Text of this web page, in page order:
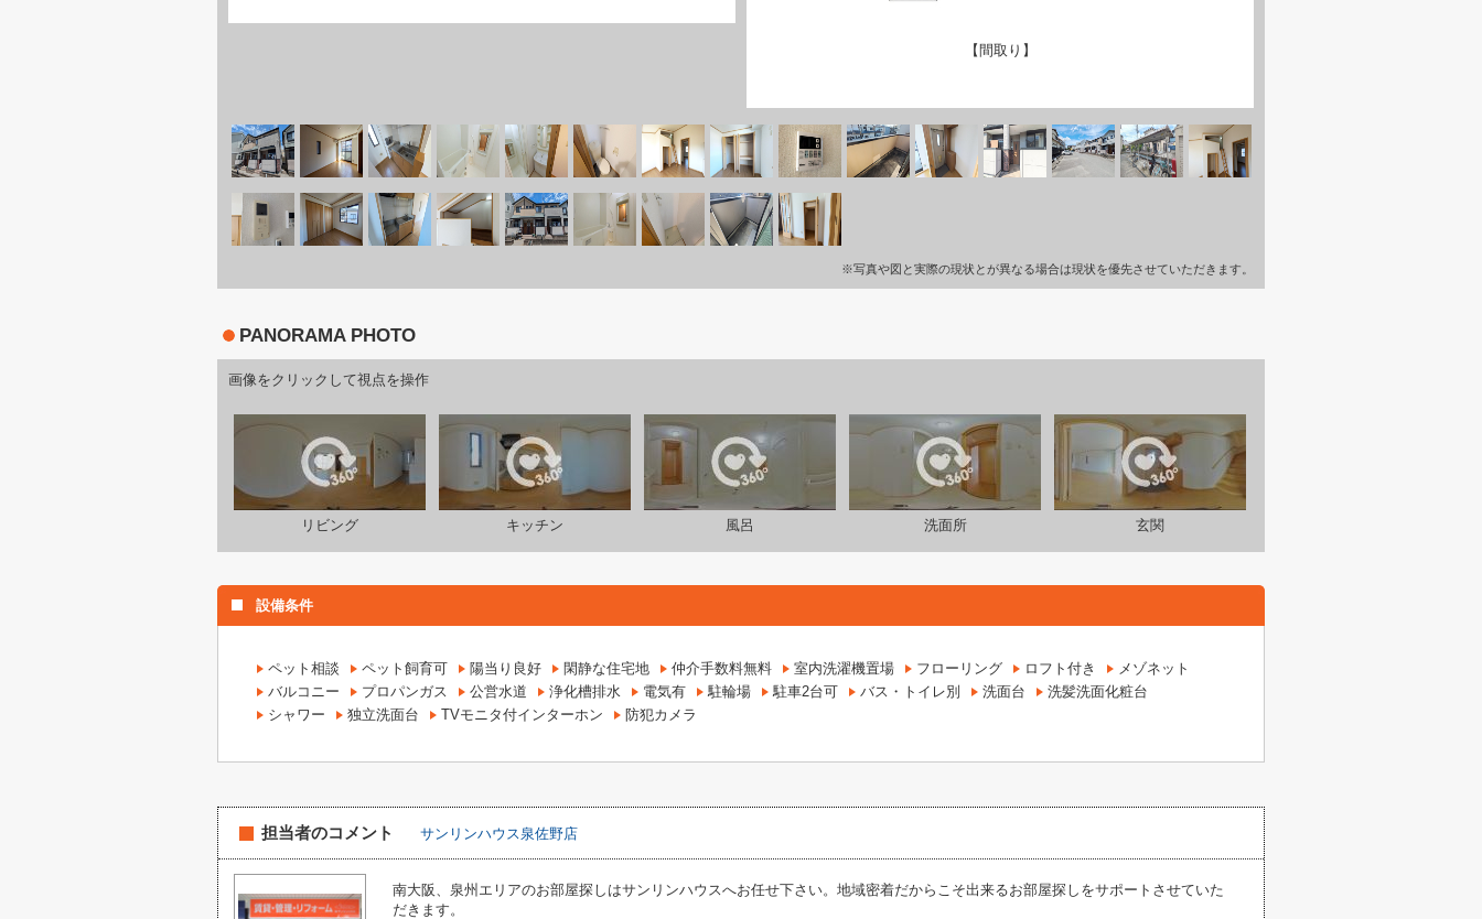
【間取り】
※写真や図と実際の現状とが異なる場合は現状を優先させていただきます。
PANORAMA PHOTO
画像をクリックして視点を操作
リビング キッチン 風呂 洗面所 玄関
設備条件
ペット相談 ペット飼育可 陽当り良好 閑静な住宅地 仲介手数料無料 室内洗濯機置場 フローリング ロフト付き
メゾネット
バルコニー
プロパンガス 公営水道 浄化槽排水 電気有 駐輪場 駐車2台可 バス・トイレ別 洗面台
洗髪洗面化粧台
シャワー
独立洗面台 TVモニタ付インターホン 防犯カメラ
担当者のコメント サンリンハウス泉佐野店
南大阪、泉州エリアのお部屋探しはサンリンハウスへお任せ下さい。地域密着だからこそ出来るお部屋探しをサポートさせていた
だきます。